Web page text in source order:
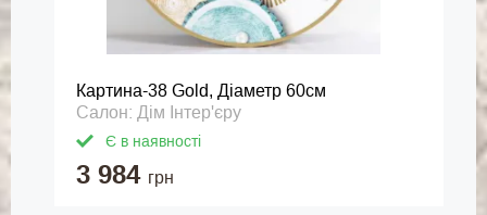
Картина-38 Gold, Діаметр 60см
Салон: Дім Інтер'єру
Є в наявності
3 984 грн